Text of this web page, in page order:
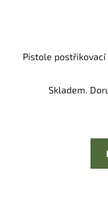
Pistole postřikovací
Skladem.